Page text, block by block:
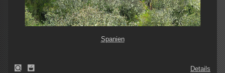
Spanien
Details